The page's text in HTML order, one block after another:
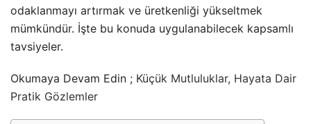
odaklanmayı artırmak ve üretkenliği yükseltmek
mümkündür. İşte bu konuda uygulanabilecek kapsamlı
tavsiyeler.
Okumaya Devam Edin ; Küçük Mutluluklar, Hayata Dair
Pratik Gözlemler